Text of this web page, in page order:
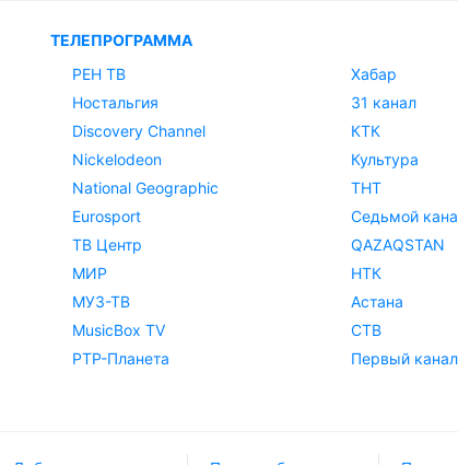
ТЕЛЕПРОГРАММА
РЕН ТВ
Ностальгия
Discovery Channel
Nickelodeon
National Geographic
Eurosport
ТВ Центр
МИР
МУЗ-ТВ
MusicBox TV
РТР-Планета
Хабар
31 канал
КТК
Культура
ТНТ
Седьмой
QAZAQSTAN
НТК
Астана
СТВ
Первый